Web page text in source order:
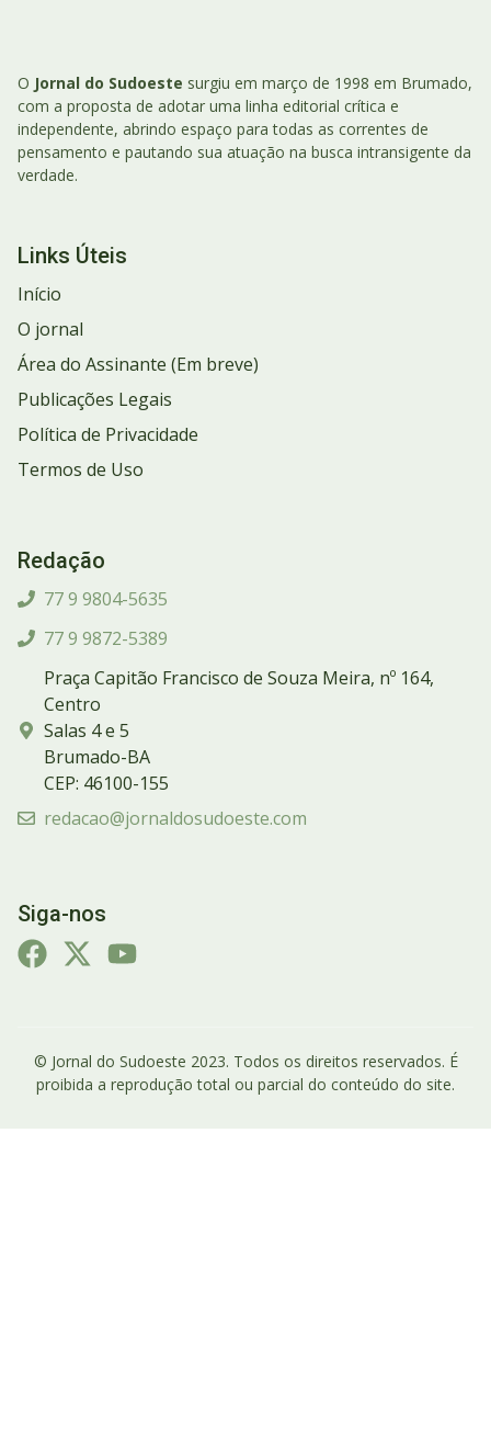
O Jornal do Sudoeste surgiu em março de 1998 em Brumado,
com a proposta de adotar uma linha editorial crítica e
independente, abrindo espaço para todas as correntes de
pensamento e pautando sua atuação na busca intransigente da
verdade.
Links Úteis
Início
O jornal
Área do Assinante (Em breve)
Publicações Legais
Política de Privacidade
Termos de Uso
Redação
77 9 9804-5635
77 9 9872-5389
Praça Capitão Francisco de Souza Meira, nº 164,
Centro
Salas 4 e 5
Brumado-BA
CEP: 46100-155
redacao@jornaldosudoeste.com
Siga-nos
© Jornal do Sudoeste 2023. Todos os direitos reservados. É
proibida a reprodução total ou parcial do conteúdo do site.